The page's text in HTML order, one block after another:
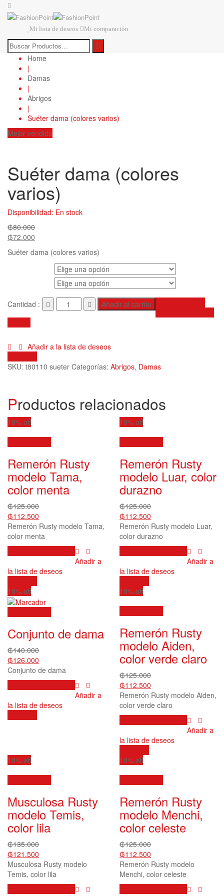
Mi lista de deseos Mi comparación
Home
|
Damas
|
Abrigos
|
Suéter dama (colores varios)
Mejor vendido
Suéter dama (colores
varios)
Disponibilidad: En stock
₲80.000
₲72.000
Suéter dama (colores varios)
Cantidad : Añadir al carrito
Añadir a la lista de
Añadir a la lista de deseos
SKU: t80110 sueter Categorías: Abrigos, Damas
Productos relacionados
10% off
Remerón Rusty
modelo Tama,
color menta
₲125.000
₲112.500
Remerón Rusty modelo Tama,
color menta
Este
producto
pueden
elegir
de
producto
Añadir a
la lista de deseos
10% off
Remerón Rusty
modelo Luar, color
durazno
₲125.000
₲112.500
Remerón Rusty modelo Luar,
color durazno
Este
producto
pueden
elegir
en
la
producto
Añadir a
la lista de deseos
10% off
Conjunto de dama
₲140.000
₲126.000
Conjunto de dama
Este
producto
página
de
producto
Añadir a
la lista de deseos
10% off
Remerón Rusty
modelo Aiden,
color verde claro
₲125.000
₲112.500
Remerón Rusty modelo Aiden,
color verde claro
Este
producto
pueden
elegir
en
producto
Añadir a
la lista de deseos
10% off
Musculosa Rusty
modelo Temis,
color lila
₲135.000
₲121.500
Musculosa Rusty modelo
Temis, color lila
Este
10% off
Remerón Rusty
modelo Menchi,
color celeste
₲125.000
₲112.500
Remerón Rusty modelo
Menchi, color celeste
Este